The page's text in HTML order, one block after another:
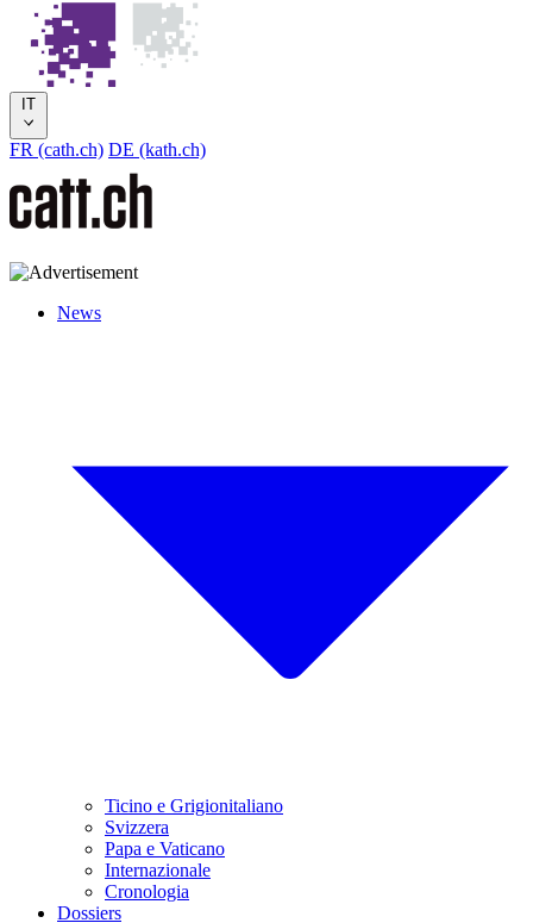
IT
FR (cath.ch) DE (kath.ch)
News
Ticino e Grigionitaliano
Svizzera
Papa e Vaticano
Internazionale
Cronologia
Dossiers